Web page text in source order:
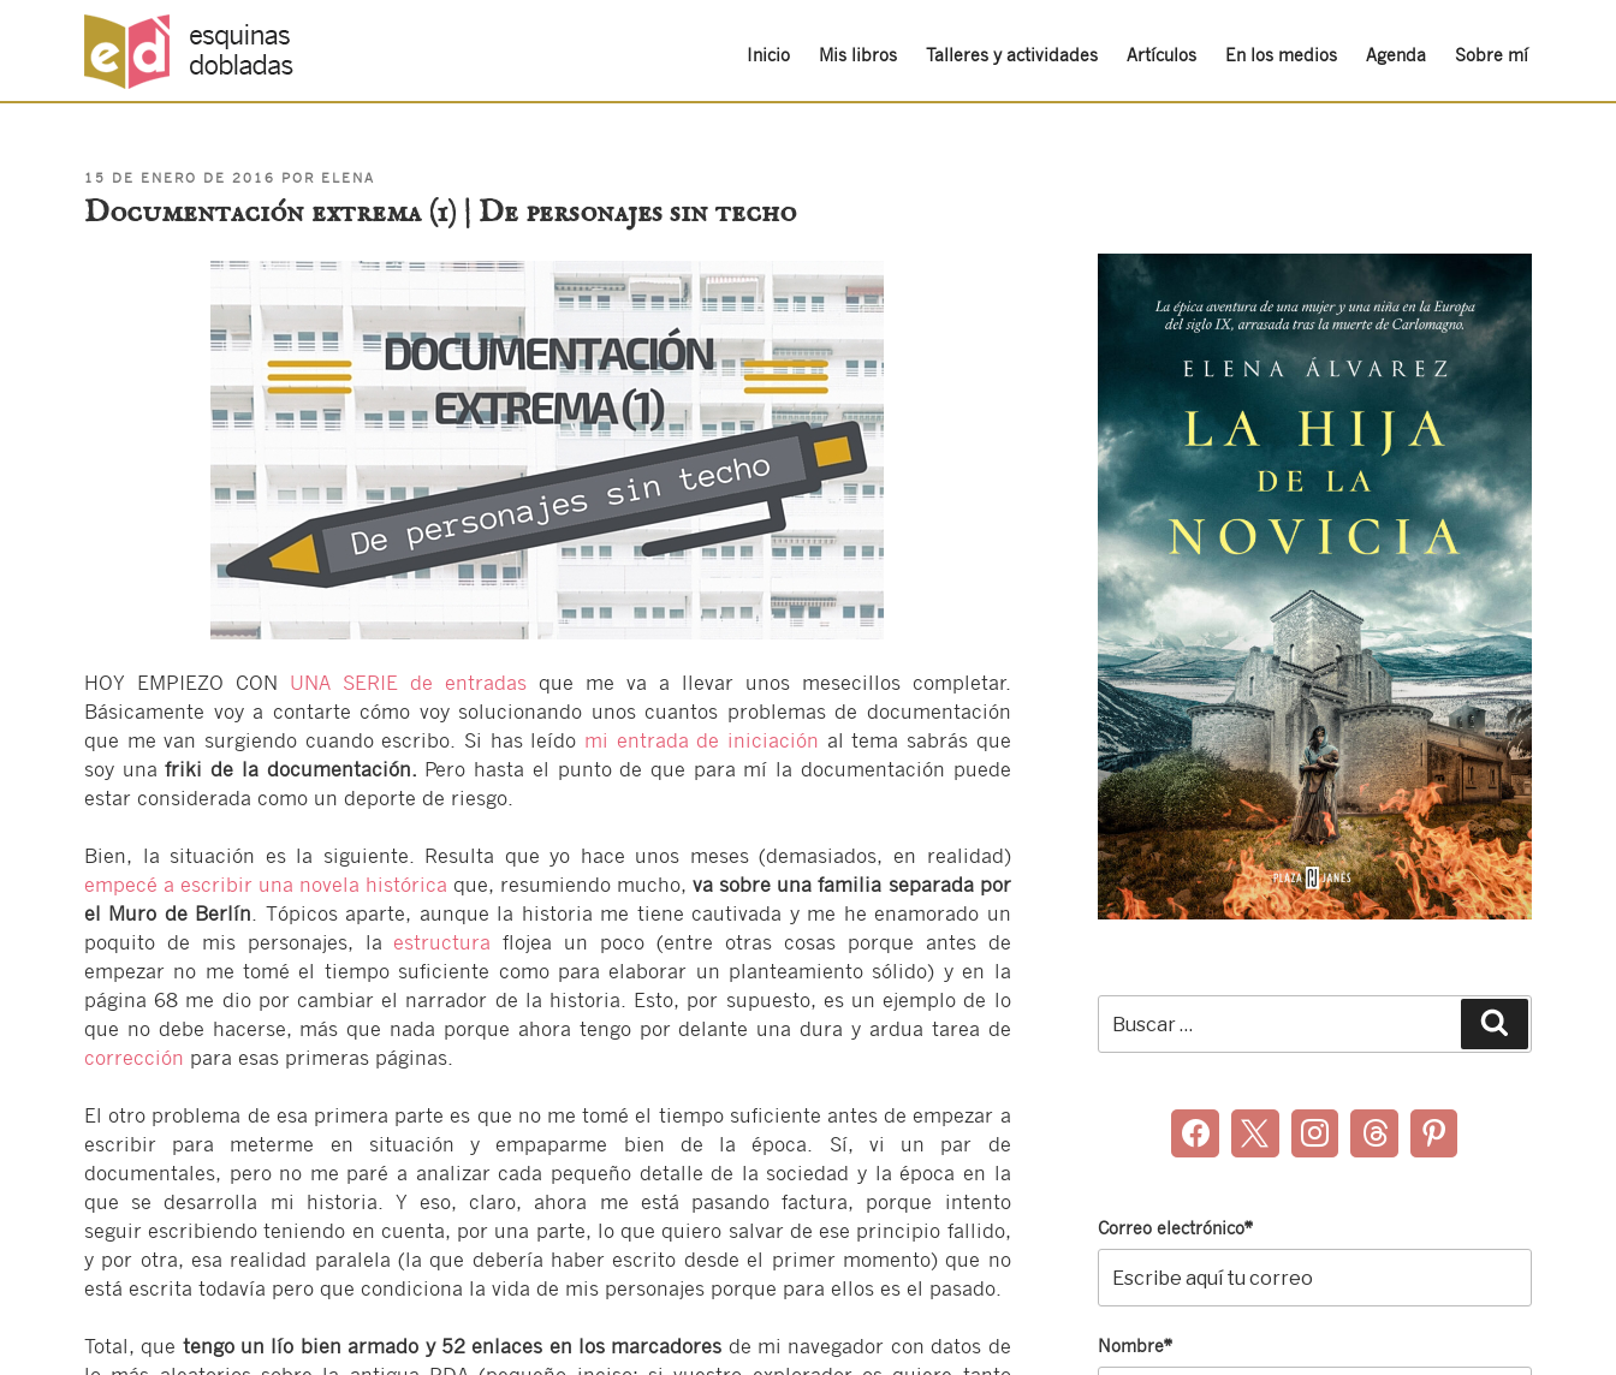
Saltar
al
Inicio Mis libros Talleres y actividades Artículos En los medios Agenda Sobre mí
PUBLICADO
EL
15 DE ENERO DE 2016 POR ELENA
Documentación extrema (1) | De personajes sin techo
HOY EMPIEZO CON UNA SERIE de entradasque me va a llevar unos mesecillos completar.
Básicamente voy a contarte cómo voy solucionando unos cuantos problemas de documentación
que me van surgiendo cuando escribo. Si has leído mi entrada de iniciación al tema sabrás que
soy unafriki de la documentación. Pero hasta el punto de que para mí la documentación puede
estar considerada como un deporte de riesgo.
Bien, la situación es la siguiente. Resulta que yo hace unos meses (demasiados, en realidad)
empecé a escribir una novela histórica que, resumiendo mucho,va sobre una familia separada por
el Muro de Berlín. Tópicos aparte, aunque la historia me tiene cautivada y me he enamorado un
poquito de mis personajes, la estructura flojea un poco (entre otras cosas porque antes de
empezar no me tomé el tiempo suficiente como para elaborar un planteamiento sólido) y en la
página 68 me dio por cambiar el narrador de la historia. Esto, por supuesto, es un ejemplo de lo
que no debe hacerse, más que nada porque ahora tengo por delante una dura y ardua tarea de
corrección para esas primeras páginas.
El otro problema de esa primera parte es que no me tomé el tiempo suficiente antes de empezar a
escribir para meterme en situación y empaparme bien de la época. Sí, vi un par de
documentales, pero no me paré a analizar cada pequeño detalle de la sociedad y la época en la
que se desarrolla mi historia. Y eso, claro, ahora me está pasando factura, porque intento
seguir escribiendo teniendo en cuenta, por una parte, lo que quiero salvar de ese principio fallido,
y por otra, esa realidad paralela (la que debería haber escrito desde el primer momento) que no
está escrita todavía pero que condiciona la vida de mis personajes porque para ellos es el pasado.
Total, que tengo un lío bien armado y 52 enlaces en los marcadores de mi navegador con datos de
por:
Correo electrónico*
Nombre*